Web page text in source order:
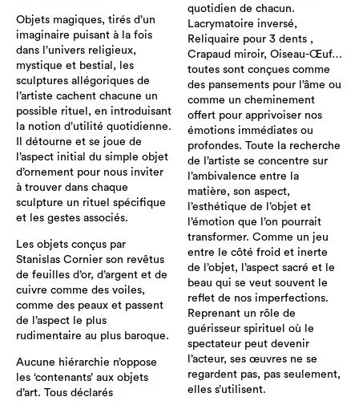
Objets magiques, tirés d’un
imaginaire puisant à la fois
dans l’univers religieux,
mystique et bestial, les
sculptures allégoriques de
l’artiste cachent chacune un
possible rituel, en introduisant
la notion d’utilité quotidienne.
Il détourne et se joue de
l’aspect initial du simple objet
d’ornement pour nous inviter
à trouver dans chaque
sculpture un rituel spécifique
et les gestes associés.
Les objets conçus par
Stanislas Cornier son revêtus
de feuilles d’or, d’argent et de
cuivre comme des voiles,
comme des peaux et passent
de l’aspect le plus
rudimentaire au plus baroque.
Aucune hiérarchie n’oppose
les ‘contenants’ aux objets
d’art. Tous déclarés
quotidien de chacun.
Lacrymatoire inversé,
Reliquaire pour 3 dents ,
Crapaud miroir, Oiseau-Œuf…
toutes sont conçues comme
des pansements pour l’âme ou
comme un cheminement
offert pour apprivoiser nos
émotions immédiates ou
profondes. Toute la recherche
de l’artiste se concentre sur
l’ambivalence entre la
matière, son aspect,
l’esthétique de l’objet et
l’émotion que l’on pourrait
transformer. Comme un jeu
entre le côté froid et inerte
de l’objet, l’aspect sacré et le
beau qui se veut souvent le
reflet de nos imperfections.
Reprenant un rôle de
guérisseur spirituel où le
spectateur peut devenir
l’acteur, ses œuvres ne se
regardent pas, pas seulement,
elles s’utilisent.